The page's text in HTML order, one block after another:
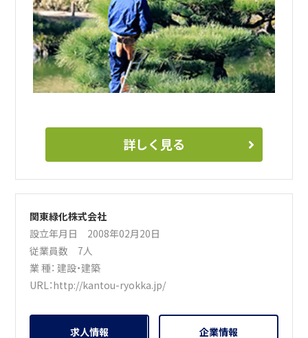
詳しく見る
関東緑化株式会社
設立年月日 2008年02月20日
従業員数 7人
業 種：建設・建築
URL：http://kantou-ryokka.jp/
求人情報 企業情報